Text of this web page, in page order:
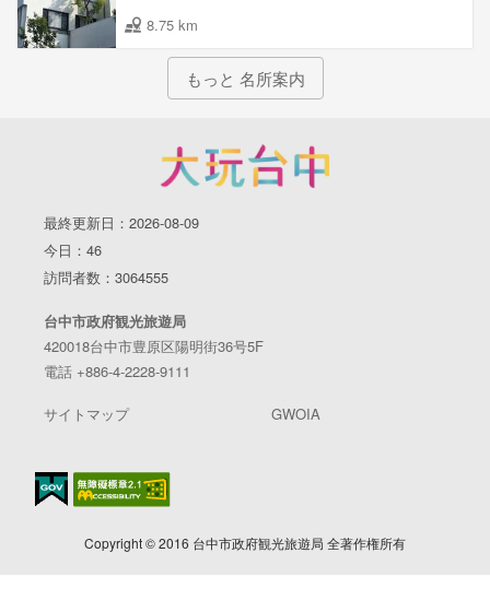
8.75 km
もっと 名所案内
最終更新日：2026-08-09
今日：46
訪問者数：3064555
台中市政府観光旅遊局
420018台中市豊原区陽明街36号5F
電話 +886-4-2228-9111
サイトマップ GWOIA
Copyright © 2016 台中市政府観光旅遊局 全著作権所有